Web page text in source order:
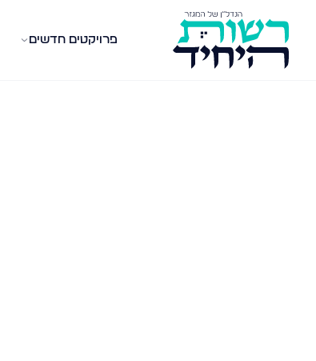
פרויקטים חדשים